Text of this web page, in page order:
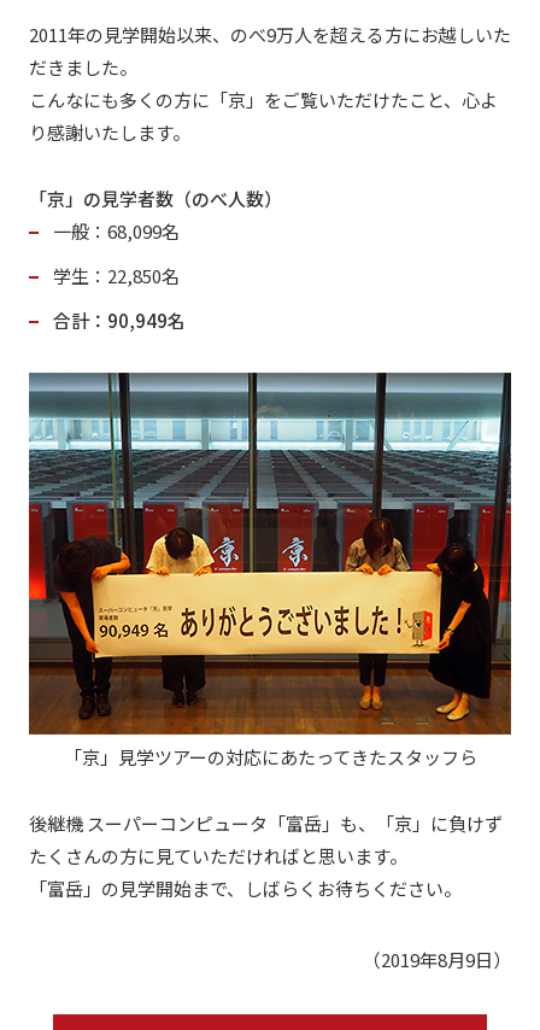
2011年の見学開始以来、のべ9万人を超える方にお越しいた
だきました。
こんなにも多くの方に「京」をご覧いただけたこと、心よ
り感謝いたします。
「京」の見学者数（のべ人数）
一般：68,099名
学生：22,850名
合計：90,949名
「京」見学ツアーの対応にあたってきたスタッフら
後継機 スーパーコンピュータ「富岳」も、「京」に負けず
たくさんの方に見ていただければと思います。
「富岳」の見学開始まで、しばらくお待ちください。
（2019年8月9日）